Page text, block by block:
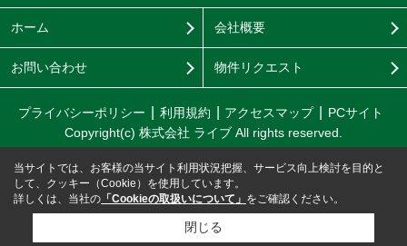
ホーム 会社概要
お問い合わせ 物件リクエスト
プライバシーポリシー 利用規約 アクセスマップ
PCサイト
Copyright(c) 株式会社 ライブ All rights reserved.
当サイトでは、お客様の当サイト利用状況把握、サービス向上検討を目的と
して、クッキー（Cookie）を使用しています。
詳しくは、当社の 「Cookieの取扱いについて」 をご確認ください。
閉じる